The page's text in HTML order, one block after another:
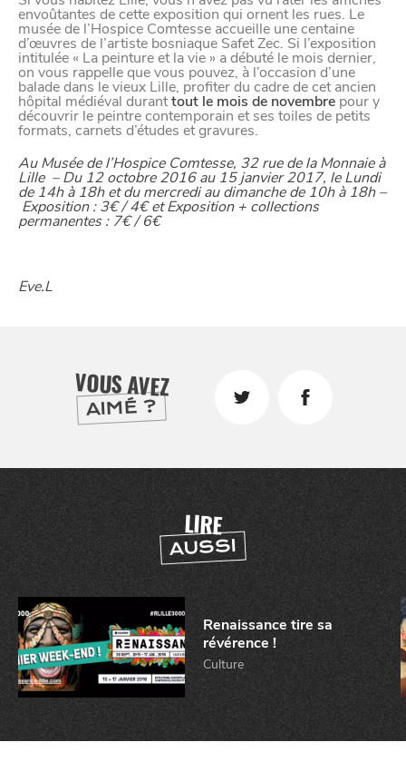
envoûtantes de cette exposition qui ornent les rues. Le
musée de l’Hospice Comtesse accueille une centaine
d’œuvres de l’artiste bosniaque Safet Zec. Si l’exposition
intitulée « La peinture et la vie » a débuté le mois dernier,
on vous rappelle que vous pouvez, à l’occasion d’une
balade dans le vieux Lille, profiter du cadre de cet ancien
hôpital médiéval duranttout le mois de novembre pour y
découvrir le peintre contemporain et ses toiles de petits
formats, carnets d’études et gravures.
Au Musée de l’Hospice Comtesse, 32 rue de la Monnaie à
Lille – Du 12 octobre 2016 au 15 janvier 2017, le Lundi
de 14h à 18h et du mercredi au dimanche de 10h à 18h –
Exposition : 3€ / 4€ et Exposition + collections
permanentes : 7€ / 6€
Eve.L
VOUS AVEZ
AIMÉ ?
LIRE
AUSSI
Renaissance tire sa
révérence !
Culture
CHTITE
CANAILLE
DEPUIS
1973